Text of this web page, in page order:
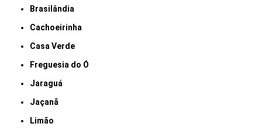
Brasilândia
Cachoeirinha
Casa Verde
Freguesia do Ó
Jaraguá
Jaçanã
Limão